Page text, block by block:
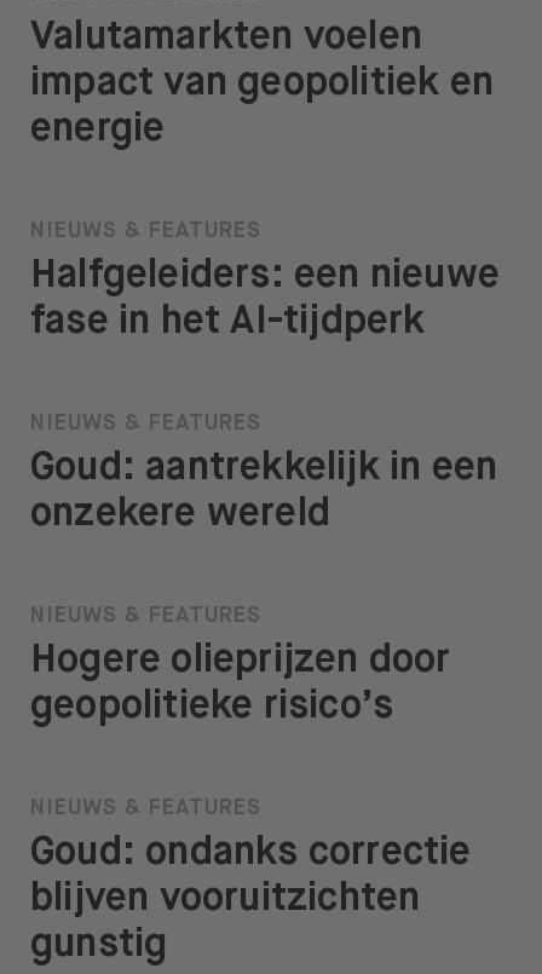
Valutamarkten voelen
impact van geopolitiek en
energie
NIEUWS & FEATURES
Halfgeleiders: een nieuwe
fase in het AI-tijdperk
NIEUWS & FEATURES
Goud: aantrekkelijk in een
onzekere wereld
NIEUWS & FEATURES
Hogere olieprijzen door
geopolitieke risico’s
NIEUWS & FEATURES
Goud: ondanks correctie
blijven vooruitzichten
gunstig